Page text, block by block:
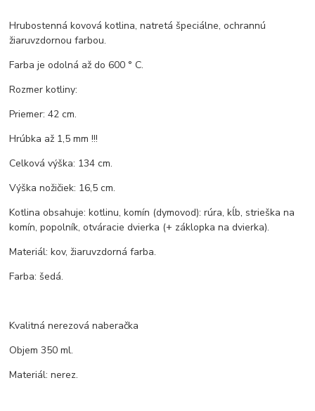
Hrubostenná kovová kotlina, natretá špeciálne, ochrannú
žiaruvzdornou farbou.
Farba je odolná až do 600 ° C.
Rozmer kotliny:
Priemer: 42 cm.
Hrúbka až 1,5 mm !!!
Celková výška: 134 cm.
Výška nožičiek: 16,5 cm.
Kotlina obsahuje: kotlinu, komín (dymovod): rúra, kĺb, strieška na
komín, popolník, otváracie dvierka (+ záklopka na dvierka).
Materiál: kov, žiaruvzdorná farba.
Farba: šedá.
Kvalitná nerezová naberačka
Objem 350 ml.
Materiál: nerez.